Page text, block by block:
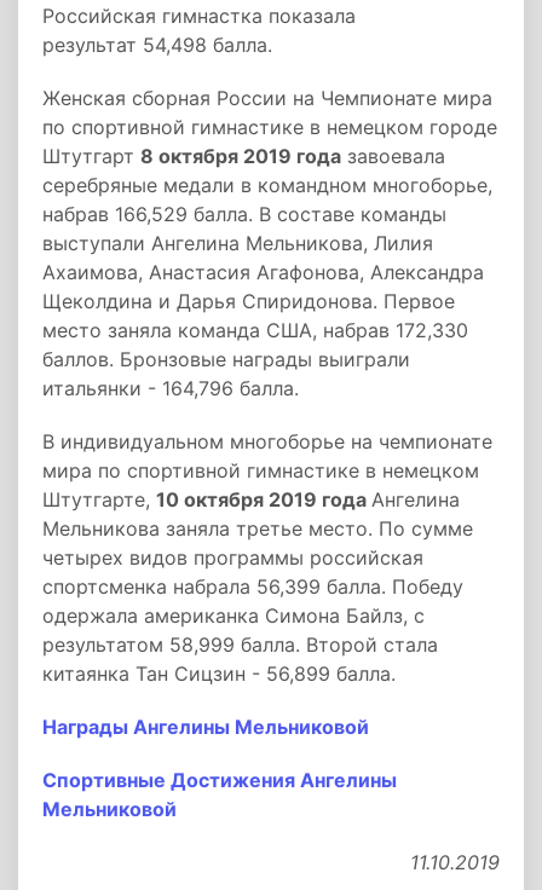
Российская гимнастка показала
результат 54,498 балла.
Женская сборная России на Чемпионате мира
по спортивной гимнастике в немецком городе
Штутгарт 8 октября 2019 года завоевала
серебряные медали в командном многоборье,
набрав 166,529 балла. В составе команды
выступали Ангелина Мельникова, Лилия
Ахаимова, Анастасия Агафонова, Александра
Щеколдина и Дарья Спиридонова. Первое
место заняла команда США, набрав 172,330
баллов. Бронзовые награды выиграли
итальянки - 164,796 балла.
В индивидуальном многоборье на чемпионате
мира по спортивной гимнастике в немецком
Штутгарте, 10 октября 2019 года Ангелина
Мельникова заняла третье место. По сумме
четырех видов программы российская
спортсменка набрала 56,399 балла. Победу
одержала американка Симона Байлз, с
результатом 58,999 балла. Второй стала
китаянка Тан Сицзин - 56,899 балла.
Награды Ангелины Мельниковой
Спортивные Достижения Ангелины
Мельниковой
11.10.2019